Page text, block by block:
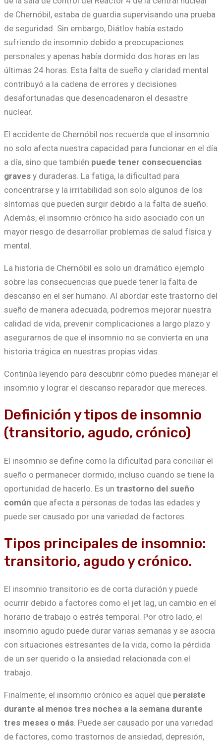
de Chernóbil, estaba de guardia supervisando una prueba
de seguridad. Sin embargo, Diátlov había estado
sufriendo de insomnio debido a preocupaciones
personales y apenas había dormido dos horas en las
últimas 24 horas. Esta falta de sueño y claridad mental
contribuyó a la cadena de errores y decisiones
desafortunadas que desencadenaron el desastre
nuclear.
El accidente de Chernóbil nos recuerda que el insomnio
no solo afecta nuestra capacidad para funcionar en el día
a día, sino que también puede tener consecuencias
graves y duraderas. La fatiga, la dificultad para
concentrarse y la irritabilidad son solo algunos de los
síntomas que pueden surgir debido a la falta de sueño.
Además, el insomnio crónico ha sido asociado con un
mayor riesgo de desarrollar problemas de salud física y
mental.
La historia de Chernóbil es solo un dramático ejemplo
sobre las consecuencias que puede tener la falta de
descanso en el ser humano. Al abordar este trastorno del
sueño de manera adecuada, podremos mejorar nuestra
calidad de vida, prevenir complicaciones a largo plazo y
asegurarnos de que el insomnio no se convierta en una
historia trágica en nuestras propias vidas.
Continúa leyendo para descubrir cómo puedes manejar el
insomnio y lograr el descanso reparador que mereces.
Definición y tipos de insomnio
(transitorio, agudo, crónico)
El insomnio se define como la dificultad para conciliar el
sueño o permanecer dormido, incluso cuando se tiene la
oportunidad de hacerlo. Es un trastorno del sueño
común que afecta a personas de todas las edades y
puede ser causado por una variedad de factores.
Tipos principales de insomnio:
transitorio, agudo y crónico.
El insomnio transitorio es de corta duración y puede
ocurrir debido a factores como el jet lag, un cambio en el
horario de trabajo o estrés temporal. Por otro lado, el
insomnio agudo puede durar varias semanas y se asocia
con situaciones estresantes de la vida, como la pérdida
de un ser querido o la ansiedad relacionada con el
trabajo.
Finalmente, el insomnio crónico es aquel que persiste
durante al menos tres noches a la semana durante
tres meses o más. Puede ser causado por una variedad
de factores, como trastornos de ansiedad, depresión,